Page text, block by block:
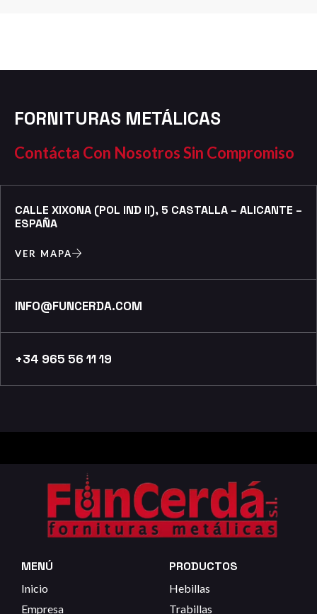
FORNITURAS METÁLICAS
Contácta Con Nosotros Sin Compromiso
CALLE XIXONA (POL IND II), 5 CASTALLA – ALICANTE –
ESPAÑA
VER MAPA
INFO@FUNCERDA.COM
+34 965 56 11 19
MENÚ
Inicio
Empresa
PRODUCTOS
Hebillas
Trabillas